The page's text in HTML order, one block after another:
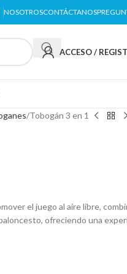
NOSOTROSCONTÁCTANOS
ACCESO /
Tobogán 3 en 1
el juego al aire libre,
ofreciendo una